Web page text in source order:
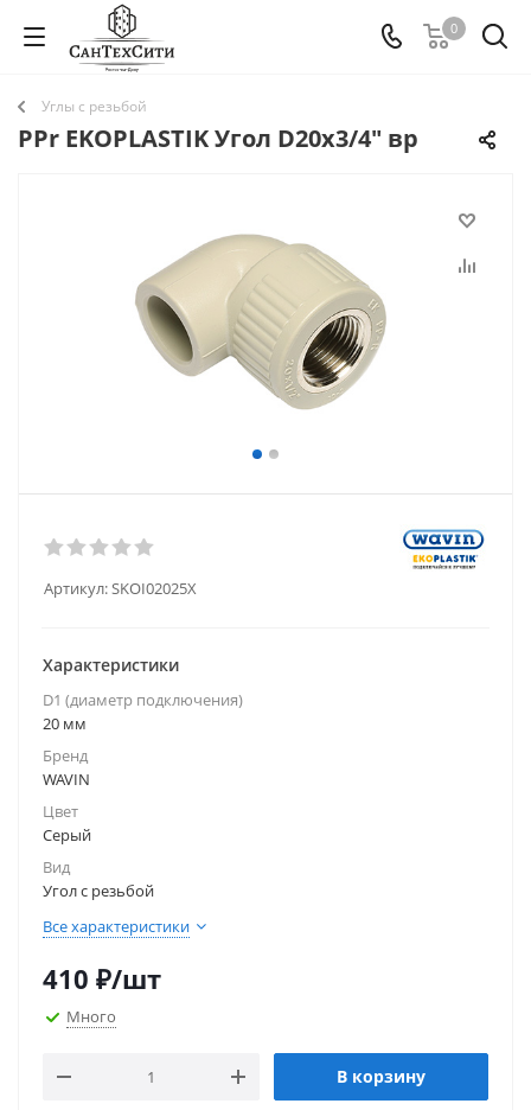
0
Углы с резьбой
PPr EKOPLASTIK Угол D20х3/4" вр
Артикул:SKOI02025X
Характеристики
D1 (диаметр подключения)
20 мм
Бренд
WAVIN
Цвет
Серый
Вид
Угол с резьбой
Все характеристики
410 ₽/шт
Много
В корзину